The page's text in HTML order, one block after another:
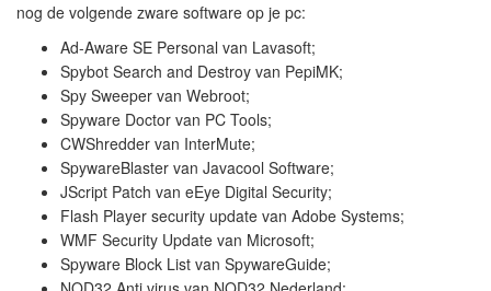
nog de volgende zware software op je pc:
Ad-Aware SE Personal van Lavasoft;
Spybot Search and Destroy van PepiMK;
Spy Sweeper van Webroot;
Spyware Doctor van PC Tools;
CWShredder van InterMute;
SpywareBlaster van Javacool Software;
JScript Patch van eEye Digital Security;
Flash Player security update van Adobe Systems;
WMF Security Update van Microsoft;
Spyware Block List van SpywareGuide;